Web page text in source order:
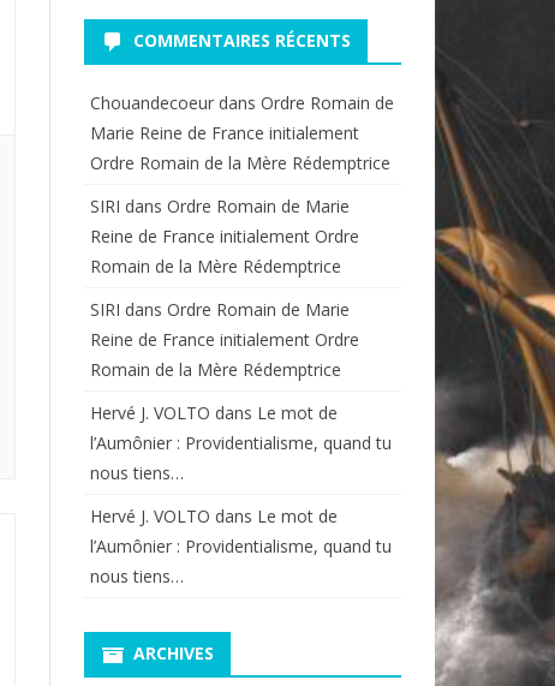
COMMENTAIRES RÉCENTS
Chouandecoeurdans Ordre Romain de
Marie Reine de France initialement
Ordre Romain de la Mère Rédemptrice
SIRI dans Ordre Romain de Marie
Reine de France initialement Ordre
Romain de la Mère Rédemptrice
SIRI dans Ordre Romain de Marie
Reine de France initialement Ordre
Romain de la Mère Rédemptrice
Hervé J. VOLTO dans Le mot de
l’Aumônier : Providentialisme, quand tu
nous tiens…
Hervé J. VOLTO dans Le mot de
l’Aumônier : Providentialisme, quand tu
nous tiens…
ARCHIVES